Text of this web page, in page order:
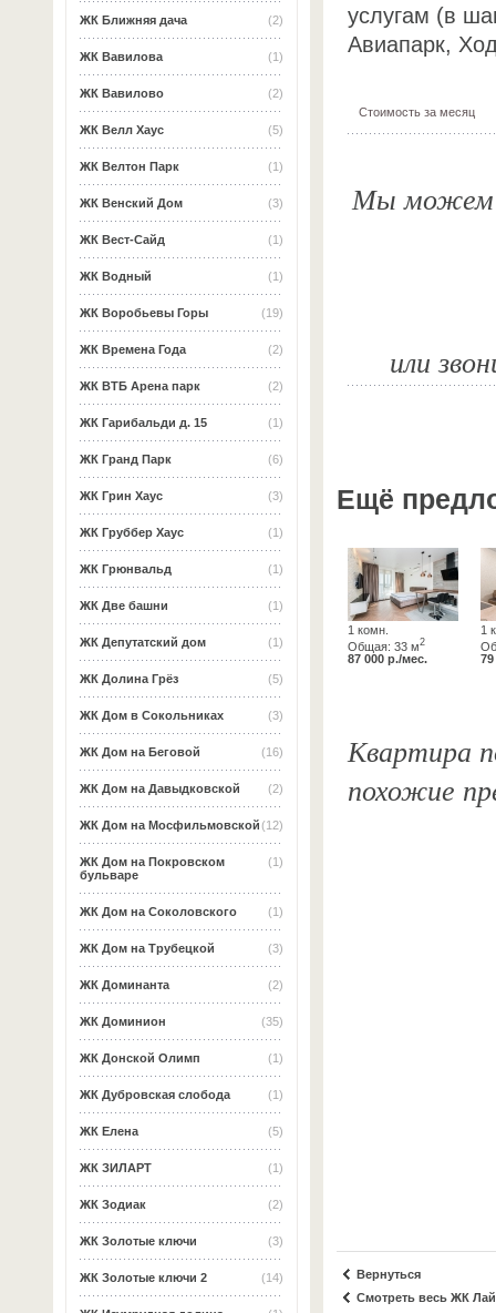
(2)
ЖК Ближняя дача
(1)
ЖК Вавилова
(2)
ЖК Вавилово
(5)
ЖК Велл Хаус
(1)
ЖК Велтон Парк
(3)
ЖК Венский Дом
(1)
ЖК Вест-Сайд
(1)
ЖК Водный
(19)
ЖК Воробьевы Горы
(2)
ЖК Времена Года
(2)
ЖК ВТБ Арена парк
(1)
ЖК Гарибальди д. 15
(6)
ЖК Гранд Парк
(3)
ЖК Грин Хаус
(1)
ЖК Груббер Хаус
(1)
ЖК Грюнвальд
(1)
ЖК Две башни
(1)
ЖК Депутатский дом
(5)
ЖК Долина Грёз
(3)
ЖК Дом в Сокольниках
(16)
ЖК Дом на Беговой
(2)
ЖК Дом на Давыдковской
(12)
ЖК Дом на Мосфильмовской
(1)
ЖК Дом на Покровском
бульваре
(1)
ЖК Дом на Соколовского
(3)
ЖК Дом на Трубецкой
(2)
ЖК Доминанта
(35)
ЖК Доминион
(1)
ЖК Донской Олимп
(1)
ЖК Дубровская слобода
(5)
ЖК Елена
(1)
ЖК ЗИЛАРТ
(2)
ЖК Зодиак
(3)
ЖК Золотые ключи
(14)
ЖК Золотые ключи 2
услугам (в
Авиапарк,
Стоимость за месяц
Мы можем
или
Ещё
1 комн.
Общая: 33 м2
87 000 р./мес.
1
Квартира
похожие
Вернуться
Смотреть весь ЖК